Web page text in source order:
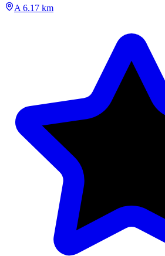
A 6.17 km